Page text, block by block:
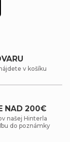
v košíku
NAD 200€
našej Hinterla
do poznámky